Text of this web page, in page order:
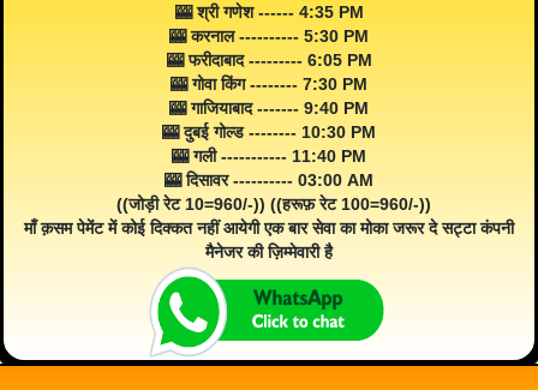
🎰 श्री गणेश ------ 4:35 PM
🎰 करनाल ---------- 5:30 PM
🎰 फरीदाबाद --------- 6:05 PM
🎰 गोवा किंग -------- 7:30 PM
🎰 गाजियाबाद ------- 9:40 PM
🎰 दुबई गोल्ड -------- 10:30 PM
🎰 गली ----------- 11:40 PM
🎰 दिसावर ---------- 03:00 AM
((जोड़ी रेट 10=960/-)) ((हरूफ़ रेट 100=960/-))
माँ क़सम पेमेंट में कोई दिक्कत नहीं आयेगी एक बार सेवा का मोका जरूर दे सट्टा कंपनी
मैनेजर की ज़िम्मेवारी है